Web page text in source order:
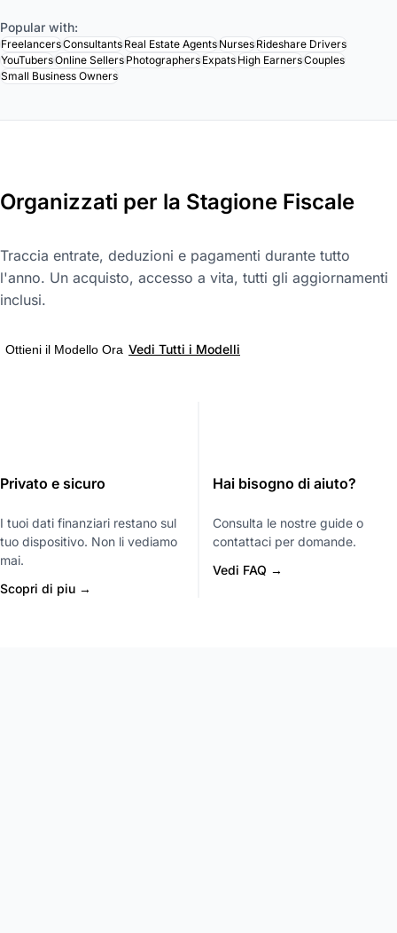
Popular with:
FreelancersConsultants Real Estate Agents Nurses Rideshare Drivers
YouTubersOnline Sellers Photographers Expats High EarnersCouples
Small Business Owners
Organizzati per la Stagione Fiscale
Traccia entrate, deduzioni e pagamenti durante tutto
l'anno. Un acquisto, accesso a vita, tutti gli aggiornamenti
inclusi.
Ottieni il Modello Ora Vedi Tutti i Modelli
Privato e sicuro
I tuoi dati finanziari restano sul
tuo dispositivo. Non li vediamo
mai.
Scopri di piu →
Hai bisogno di aiuto?
Consulta le nostre guide o
contattaci per domande.
Vedi FAQ →